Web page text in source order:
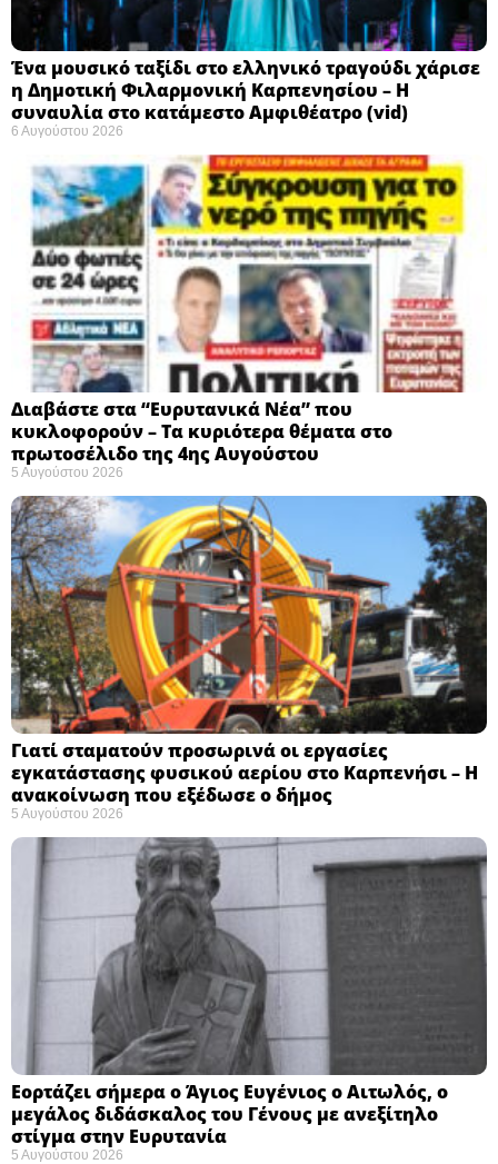
Ένα μουσικό ταξίδι στο ελληνικό τραγούδι χάρισε
η Δημοτική Φιλαρμονική Καρπενησίου – Η
συναυλία στο κατάμεστο Αμφιθέατρο (vid)
6 Αυγούστου 2026
Διαβάστε στα “Ευρυτανικά Νέα” που
κυκλοφορούν – Τα κυριότερα θέματα στο
πρωτοσέλιδο της 4ης Αυγούστου
5 Αυγούστου 2026
Γιατί σταματούν προσωρινά οι εργασίες
εγκατάστασης φυσικού αερίου στο Καρπενήσι – Η
ανακοίνωση που εξέδωσε ο δήμος
5 Αυγούστου 2026
Εορτάζει σήμερα ο Άγιος Ευγένιος ο Αιτωλός, ο
μεγάλος διδάσκαλος του Γένους με ανεξίτηλο
στίγμα στην Ευρυτανία
5 Αυγούστου 2026